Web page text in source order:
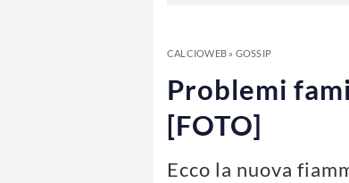
CALCIOWEB» GOSSIP
Problemi
[FOTO]
Ecco la nuova